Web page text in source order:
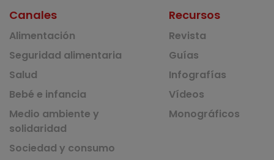
Canales
Alimentación
Seguridad alimentaria
Salud
Bebé e infancia
Medio ambiente y
solidaridad
Sociedad y consumo
Recursos
Revista
Guías
Infografías
Vídeos
Monográficos